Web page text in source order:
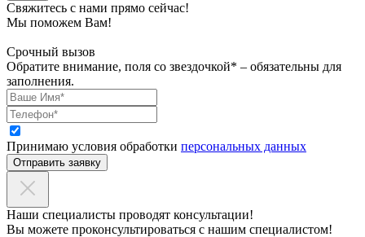
Свяжитесь с нами прямо сейчас!
Мы поможем Вам!
Срочный вызов
Обратите внимание, поля со звездочкой* – обязательны для
заполнения.
Принимаю условия обработки персональных данных
Отправить заявку
Наши специалисты проводят консультации!
Вы можете проконсультироваться с нашим специалистом!